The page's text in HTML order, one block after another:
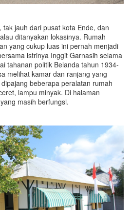
tak jauh dari pusat kota Ende, dan
ditanyakan lokasinya. Rumah
yang cukup luas ini pernah menjadi
istrinya Inggit Garnasih selama
tahanan politik Belanda tahun 1934-
melihat kamar dan ranjang yang
beberapa peralatan rumah
lampu minyak. Di halaman
masih berfungsi.